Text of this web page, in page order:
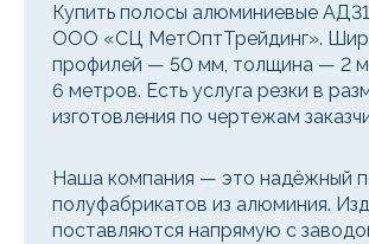
Купить полосы алюминиевые
ООО «СЦ МетОптТрейдинг».
профилей — 50 мм, толщина — 2
6 метров. Есть услуга резки в
изготовления по чертежам
Наша компания — это надёжный
полуфабрикатов из алюминия.
поставляются напрямую с